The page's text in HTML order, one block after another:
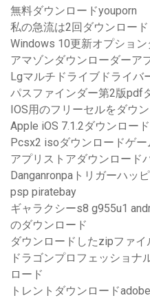
無料ダウンロードyouporn
私の急流は2回ダウンロー
Windows 10更新オプショ
アマゾンダウンローダーア
Lgマルチドライブドライバ
パスファインダー第2版pdf
IOS用のフリーセルをダウ
Apple iOS 7.1.2ダウンロード
Pcsx2 isoダウンロードゲー
アプリストアダウンロード
Danganronpaトリガーハッ
psp piratebay
ギャラクシーs8 g955u1
のダウンロード
ダウンロードしたzipファ
ドラゴンプロフェッショナ
ロード
トレントダウンロード